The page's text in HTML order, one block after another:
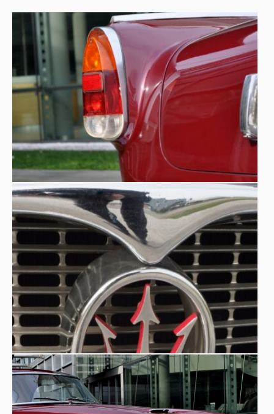
großem Maßstab produziert wurde. Der 3500 GT, der im
Laufe der Jahre mit Scheibenbremsen an den
Vorderrädern, einem 5-Gang-Getriebe und einer
indirekten Einspritzung ausgestattet wurde, warein
großer kommerzieller Erfolgund wurde in einer für die
damalige Zeit ungewöhnlichen Stückzahl im Verhältnis zu
seinen sportlichen Eigenschaften produziert. Es war ein
Auto, das die Bedürfnisse aller befriedigte, auch der
weniger erfahrenen Fahrer. Bequem, komfortabel, für
lange Autobahnfahrten geeignet, galt er als sicher. Auch
sein Hubraum von über 3 Litern unterscheidet ihn von
den Vorgängermodellen. Serienmäßig ist er mit einer
Lederausstattungund einer seiner Klasse
angemessenenJaeger-Instrumentierungversehen. Er
war das erste italienische Auto, das speziell für die
Ausstattung mit einer Klimaanlage konzipiert wurde, und
als Option wurden elektrische Fensterheber angeboten -
eine echte Premiere für die damalige Zeit. Er leistete
einen entscheidenden Beitrag zur Lösung der finanziellen
Schwierigkeiten, mit denen Maserati in den letzten Jahren
zu kämpfen hatte.
Kuriosität- Auch der berühmte Renato Rascel
(Renato
Ranucci) besaß einen Maserati 3500 GT Coupé Touring,